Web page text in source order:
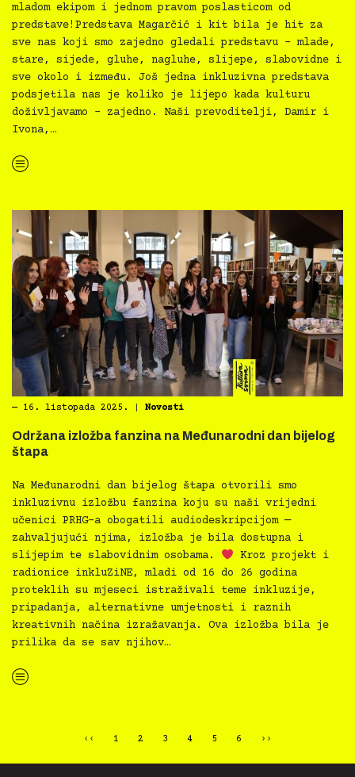
mladom ekipom i jednom pravom poslasticom od
predstave!Predstava Magarčić i kit bila je hit za
sve nas koji smo zajedno gledali predstavu – mlade,
stare, sijede, gluhe, nagluhe, slijepe, slabovidne i
sve okolo i između. Još jedna inkluzivna predstava
podsjetila nas je koliko je lijepo kada kulturu
doživljavamo – zajedno. Naši prevoditelji, Damir i
Ivona,…
“Kultura svima — Kazalište svima: Magarčić i kit, 21.10.2025.”
― 16. listopada 2025. Novosti
Održana izložba fanzina na Međunarodni dan bijelog
štapa
Na Međunarodni dan bijelog štapa otvorili smo
inkluzivnu izložbu fanzina koju su naši vrijedni
učenici PRHG-a obogatili audiodeskripcijom —
zahvaljujući njima, izložba je bila dostupna i
slijepim te slabovidnim osobama.
Kroz projekt i
radionice inkluZiNE, mladi od 16 do 26 godina
proteklih su mjeseci istraživali teme inkluzije,
pripadanja, alternativne umjetnosti i raznih
kreativnih načina izražavanja. Ova izložba bila je
prilika da se sav njihov…
“Održana izložba fanzina na Međunarodni dan bijelog štapa”
‹‹ 1 2 3 4 5 6 ››